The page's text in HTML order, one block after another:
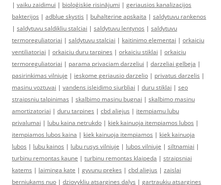
| vaiku zaidimui | bioloģiskie risinājumi | geriausios kanalizacijos
bakterijos | adblue skystis | buhalterine apskaita | saldytuvu rankenos
| saldytuvu saldikliu stalciai | saldytuvu lentynos | saldytuvu
termoreguliatoriai | saldytuvu stalciai | kaitinimo elementai | orkaiciu
ventiliatoriai | orkaiciu duru tarpines | orkaiciu stiklai | orkaiciu
termoreguliatoriai | parama privaciam darzeliui | darzeliai gelbeja |
pasirinkimas vilniuje | ieskome geriausio darzelio | privatus darzelis |
masinu voztuvai | vandens isleidimo siurbliai | duru stiklai | seo
straipsniu talpinimas | skalbimo masinu bugnai | skalbimo masinu
amortizatoriai | duru tarpines | cbd aliejus | itempiamu lubu
privalumai | lubu kaina netrukdo | kiek kainuoja itempiamos lubos |
itempiamos lubos kaina | kiek kainuoja itempiamos | kiek kainuoja
lubos | lubu kainos | lubu rusys vilniuje | lubos vilniuje | siltnamiai |
turbinu remontas kaune | turbinu remontas klaipeda | straipsniai
katems | laiminga kate | gyvunu prekes | cbd aliejus | zaislai
berniukams nuo | dziovykliu atsargines dalys | gartraukiu atsargines